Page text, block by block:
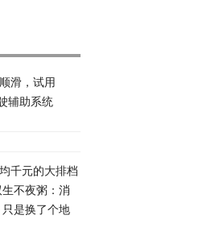
滑，试用
辅助系统
千元的大排档
不夜粥：消
是换了个地